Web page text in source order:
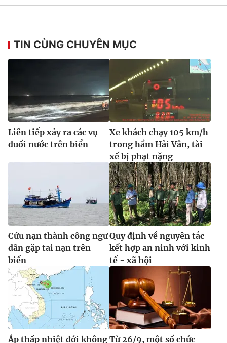
VTV4 Vươn mình bằng AI
VTV8
Liên hệ tòa soạn
THỜI BÁO VTV
Theo dõi báo trên
Cơ quan chủ quản:
Đài Truyền hình Việt Nam
Cơ quan báo chí:
Thời báo VTV
Giấy phép hoạt động báo in và báo điện tử số 483/GP-BTTTT
cấp ngày 29/12/2023
Tổng Biên tập:Vũ Thanh Thủy
Phó Tổng Biên tập:Nguyễn Thị Mỹ Hạnh, Phạm Quốc Thắng,
Nguyễn Trọng Ninh
Tổng đài VTV:
TIN CÙNG CHUYÊN MỤC
Liên tiếp xảy ra các vụ
đuối nước trên biển
Xe khách chạy 105 km/h
trong hầm Hải Vân, tài
xế bị phạt nặng
Cứu nạn thành công ngư
dân gặp tai nạn trên
biển
Quy định về nguyên tắc
kết hợp an ninh với kinh
tế - xã hội
Áp thấp nhiệt đới không Từ 26/9, một số chức